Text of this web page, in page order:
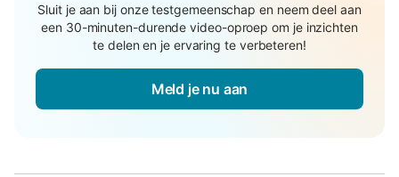
Sluit je aan bij onze testgemeenschap en neem deel aan
een 30-minuten-durende video-oproep om je inzichten
te delen en je ervaring te verbeteren!
Meld je nu aan